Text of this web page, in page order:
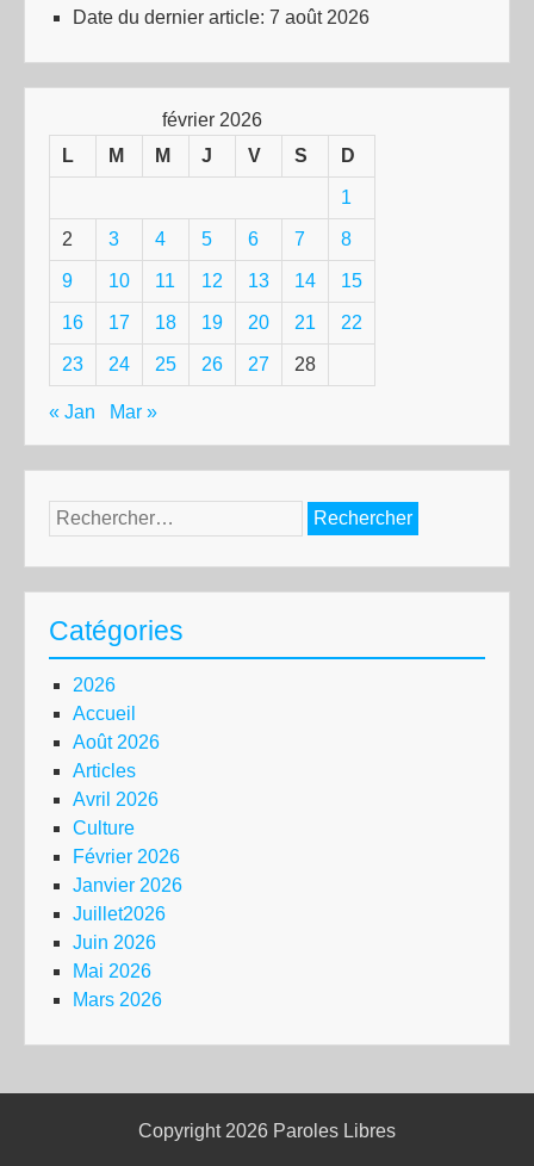
Date du dernier article: 7 août 2026
février 2026
L
M M J V S D
1
2 3 4 5 6 7 8
9 10 11 12 13 14 15
16 17 18 19 20 21 22
23 24 25 26 27 28
« Jan Mar »
Rechercher :
Catégories
2026
Accueil
Août 2026
Articles
Avril 2026
Culture
Février 2026
Janvier 2026
Juillet2026
Juin 2026
Mai 2026
Mars 2026
Copyright 2026 Paroles Libres